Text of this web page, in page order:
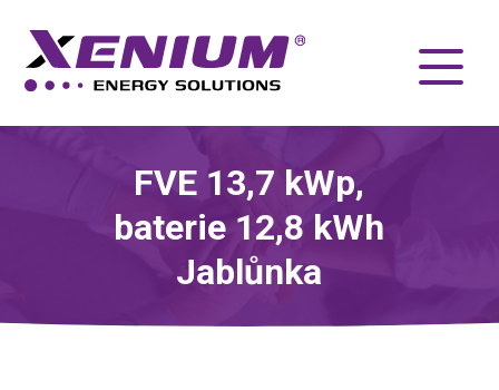
FVE 13,7 kWp,
baterie 12,8 kWh
Jablůnka